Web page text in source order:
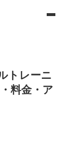
トレーニ
料金・ア